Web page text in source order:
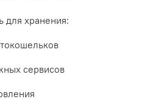
для хранения:
сервисов